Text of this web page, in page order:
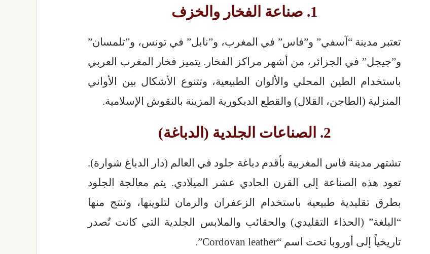
1. صناعة الفخار والخزف
تعتبر مدينة “آسفي” و”فاس” في المغرب، و”نابل” في تونس، و”تلمسان”
و”جيجل” في الجزائر، من أشهر مراكز الفخار. يتميز فخار المغرب العربي
باستخدام الطين المحلي والألوان الطبيعية، وتتنوع الأشكال بين الأواني
المنزلية (الطاجن، القلال) والقطع الديكورية المزينة بالنقوش الإسلامية.
2. الصناعات الجلدية (الدباغة)
تشتهر مدينة فاس المغربية بأقدم دباغة جلود في العالم (دار الدباغ شوارة).
تعود هذه الصناعة إلى القرن الحادي عشر الميلادي. يتم معالجة الجلود
بطرق تقليدية طبيعية باستخدام الزعفران والرمان لتلوينها، وتنتج منها
“البلغة” (الحذاء التقليدي) والحقائب والملابس الجلدية التي كانت تُصدر
تاريخياً إلى أوروبا تحت اسم “Cordovan leather”.